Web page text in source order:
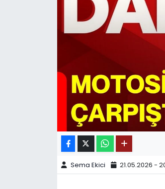
Sema Ekici 21.05.2026 -
11:11 MANŞET